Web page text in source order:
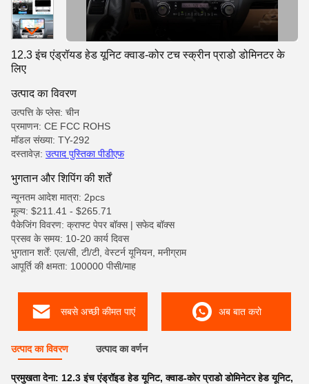
12.3 इंच एंड्रॉयड हेड यूनिट क्वाड-कोर टच स्क्रीन प्राडो डोमिनटर के
लिए
उत्पाद का विवरण
उत्पत्ति के प्लेस: चीन
प्रमाणन: CE FCC ROHS
मॉडल संख्या: TY-292
दस्तावेज़: उत्पाद पुस्तिका पीडीएफ
भुगतान और शिपिंग की शर्तें
न्यूनतम आदेश मात्रा: 2pcs
मूल्य: $211.41 - $265.71
पैकेजिंग विवरण: क्राफ्ट पेपर बॉक्स | सफेद बॉक्स
प्रसव के समय: 10-20 कार्य दिवस
भुगतान शर्तें: एल/सी, टी/टी, वेस्टर्न यूनियन, मनीग्राम
आपूर्ति की क्षमता: 100000 पीसी/माह
सबसे अच्छी कीमत पाएं अब बात करो
उत्पाद का विवरण उत्पाद का वर्णन
प्रमुखता देना: 12.3 इंच एंड्रॉइड हेड यूनिट,क्वाड-कोर प्राडो डोमिनेटर हेड यूनिट,